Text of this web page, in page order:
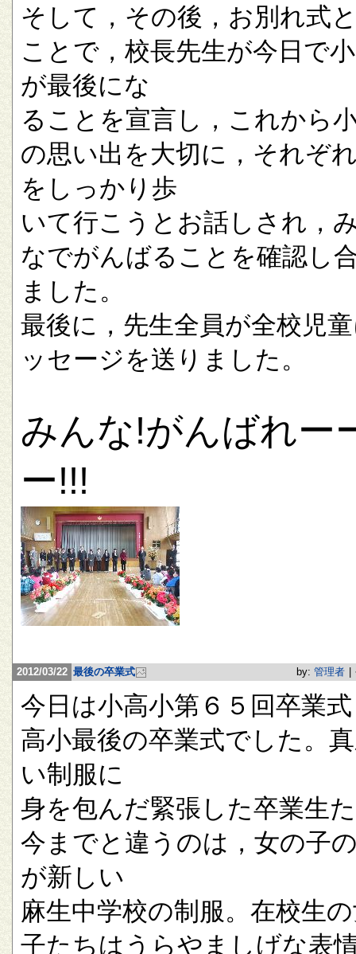
そして，その後，お別れ式
ことで，校長先生が今日で
が最後にな
ることを宣言し，これから
の思い出を大切に，それぞ
をしっかり歩
いて行こうとお話しされ，
なでがんばることを確認し
ました。
最後に，先生全員が全校児
ッセージを送りました。
みんな!がんばれー
ー!!!
2012/03/22 最後の卒業式 by: 管理者
今日は小高小第６５回卒業
高小最後の卒業式でした。
い制服に
身を包んだ緊張した卒業生
今までと違うのは，女の子
が新しい
麻生中学校の制服。在校生
子たちはうらやましげな表